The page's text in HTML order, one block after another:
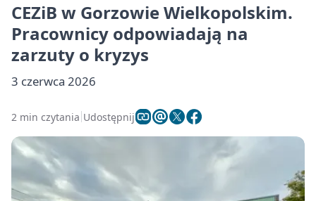
CEZiB w Gorzowie Wielkopolskim.
Pracownicy odpowiadają na
zarzuty o kryzys
3 czerwca 2026
2 min czytania Udostępnij